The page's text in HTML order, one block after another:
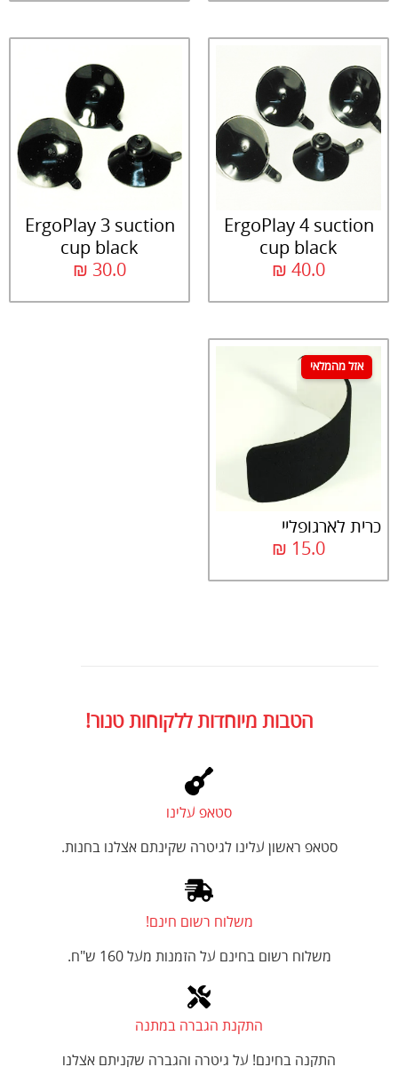
ErgoPlay 4 suction
cup black
₪ 40.0
ErgoPlay 3 suction
cup black
₪ 30.0
אזל מהמלאי
כרית לארגופליי
₪ 15.0
הטבות מיוחדות ללקוחות טנור!
סטאפ עלינו
סטאפ ראשון עלינו לגיטרה שקינתם אצלנו בחנות.
משלוח רשום חינם!
משלוח רשום בחינם על הזמנות מעל 160 ש"ח.
התקנת הגברה במתנה
התקנה בחינם! על גיטרה והגברה שקניתם אצלנו